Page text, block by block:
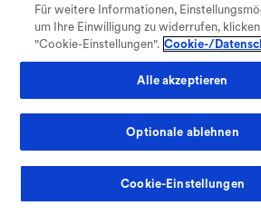
Verzeichnis öffnen
Meine TherapieWarenkorb
Für weitere Informationen,
um Ihre Einwilligung zu widerrufen,
"Cookie-Einstellungen". Cookie-/
Cookie-Einstellungen
Optionale ablehnen
Alle akzeptieren